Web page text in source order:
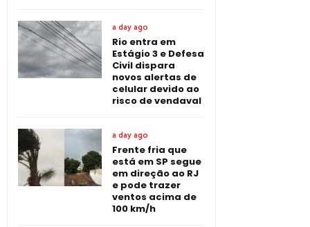
a day ago
Rio entra em
Estágio 3 e Defesa
Civil dispara
novos alertas de
celular devido ao
risco de vendaval
a day ago
Frente fria que
está em SP segue
em direção ao RJ
e pode trazer
ventos acima de
100 km/h